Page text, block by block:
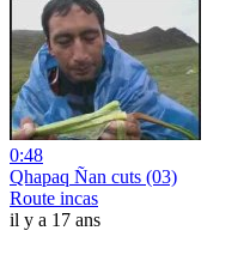
0:48
Qhapaq Ñan cuts (03)
Route incas
il y a 17 ans